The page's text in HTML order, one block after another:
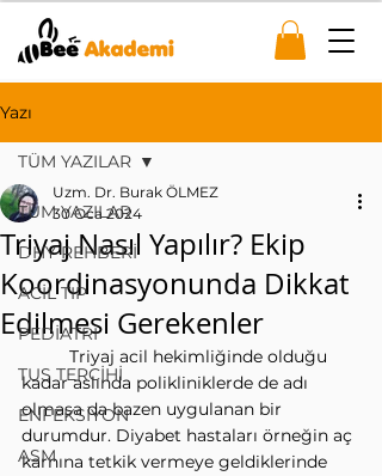
Yazı
TÜM YAZILAR
DHY REHBERİ
ACİL TIP
PEDİATRİ
TUS TERCİHİ
ENFEKSİYON
ASM
TÜM YAZILAR
Triyaj Nasıl Yapılır? Ekip
Koordinasyonunda Dikkat
Edilmesi Gerekenler
Uzm. Dr. Burak ÖLMEZ
30 Oca 2024
kadar aslında polikliniklerde de adı
olmasa da bazen uygulanan bir
durumdur. Diyabet hastaları örneğin aç
karnına tetkik vermeye geldiklerinde